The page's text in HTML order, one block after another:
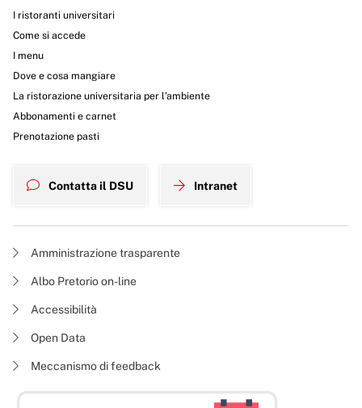
I ristoranti universitari
Come si accede
I menu
Dove e cosa mangiare
La ristorazione universitaria per l’ambiente
Abbonamenti e carnet
Prenotazione pasti
Contatta il DSU Intranet
Amministrazione trasparente
Albo Pretorio on-line
Accessibilità
Open Data
Meccanismo di feedback